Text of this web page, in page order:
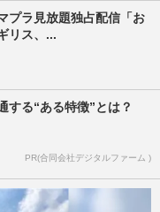
プラ見放題独占配信「お
リス、...
する“ある特徴”とは？
PR(合同会社デジタルファーム )